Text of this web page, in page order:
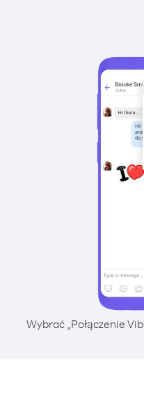
Wybrać „Połączenie